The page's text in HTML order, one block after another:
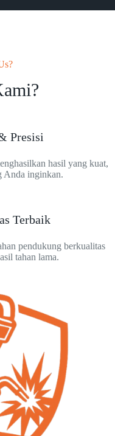
Presisi
hasil yang kuat,
Anda inginkan.
Terbaik
pendukung berkualitas
tahan lama.